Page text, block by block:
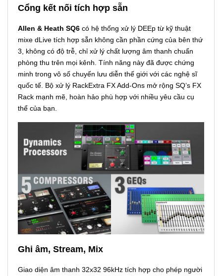
Cổng kết nối tích hợp sẵn
Allen & Heath SQ6 có hệ thống xử lý DEEp từ kỹ thuật
mixe dLive tích hợp sẵn không cần phần cứng của bên thứ
3, không có độ trễ, chỉ xử lý chất lượng âm thanh chuẩn
phòng thu trên mọi kênh. Tính năng này đã được chứng
minh trong vô số chuyến lưu diễn thế giới với các nghệ sĩ
quốc tế. Bộ xử lý RackExtra FX Add-Ons mở rộng SQ’s FX
Rack mạnh mẽ, hoàn hảo phù hợp với nhiều yêu cầu cụ
thể của bạn.
Ghi âm, Stream, Mix
Giao diện âm thanh 32x32 96kHz tích hợp cho phép người